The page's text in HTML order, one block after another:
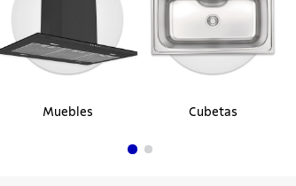
Muebles Cubetas